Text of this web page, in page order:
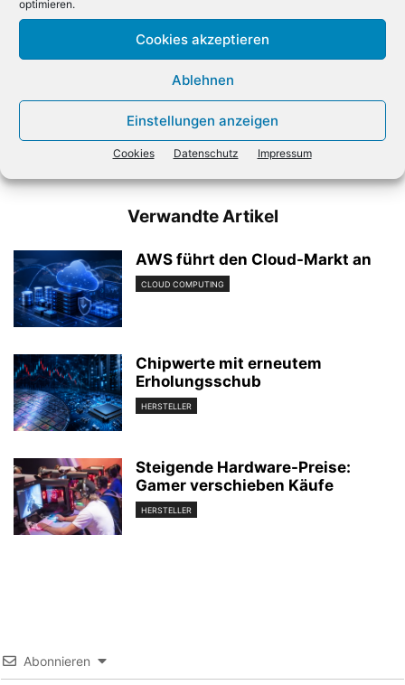
optimieren.
Cookies akzeptieren
Ablehnen
Einstellungen anzeigen
Cookies Datenschutz Impressum
So lief der Fujitsu-Partnertag
Milliardenbetrug mit
Kryptowährungen:
Internationale Bande
Verwandte Artikel
AWS führt den Cloud-Markt an
CLOUD COMPUTING
Chipwerte mit erneutem
Erholungsschub
HERSTELLER
Steigende Hardware-Preise:
Gamer verschieben Käufe
HERSTELLER
Abonnieren